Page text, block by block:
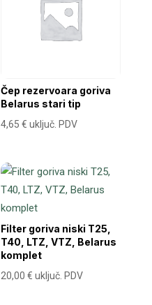
Čep rezervoara goriva
Belarus stari tip
4,65€ uključ. PDV
Filter goriva niski T25,
T40, LTZ, VTZ, Belarus
komplet
20,00€ uključ. PDV